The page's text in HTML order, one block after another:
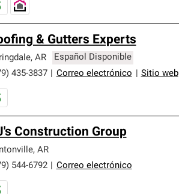
& Gutters Experts
, AR
Español Disponible
435-3837
Correo electrónico Sitio web
Construction Group
, AR
544-6792
Correo electrónico